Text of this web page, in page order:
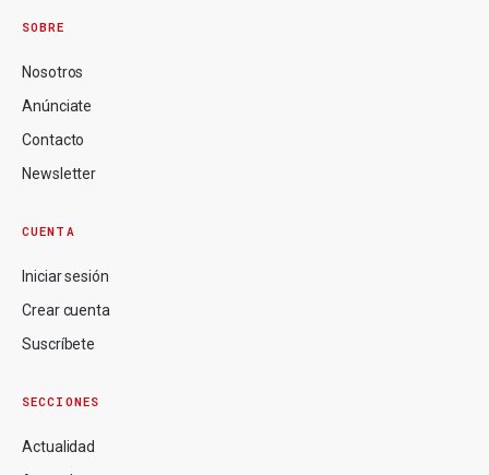
SOBRE
Nosotros
Anúnciate
Contacto
Newsletter
CUENTA
Iniciar sesión
Crear cuenta
Suscríbete
SECCIONES
Actualidad